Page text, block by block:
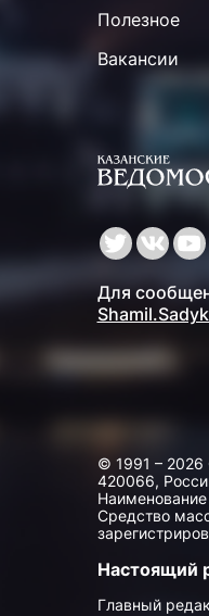
Полезное
Вакансии
Для
© 1991 – 2026
420066,
Средство
Настоящий
Главный